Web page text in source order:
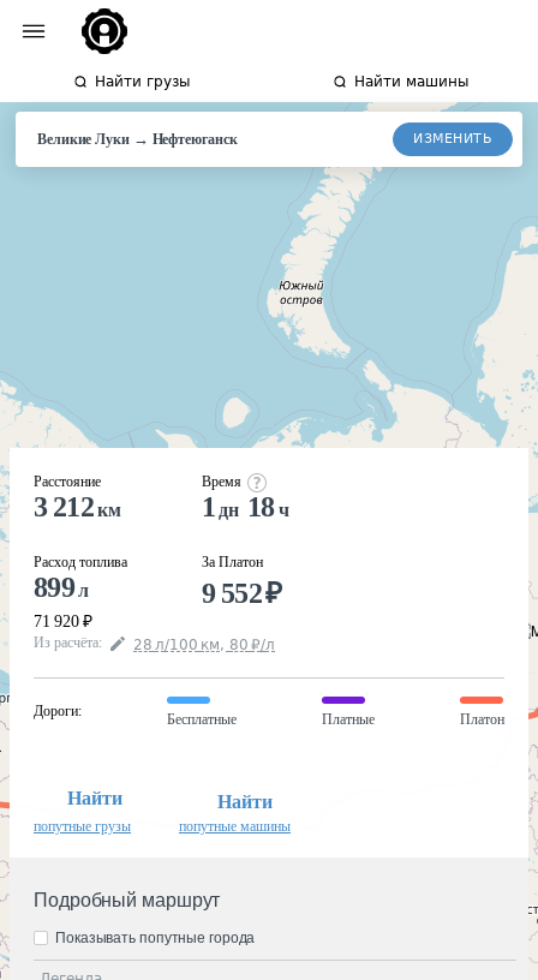
Найти грузы Найти машины
Великие Луки→ Нефтеюганск ИЗМЕНИТЬ
Расстояние
3 212км
Расход топлива
899л
71 920 ₽
Время
1 дн 18ч
За Платон
9 552₽
Из расчёта: 28 л/100 км, 80 ₽/л
Дороги:
Бесплатные Платные Платон
Найти
попутные грузы
Найти
попутные машины
Подробный маршрут
Показывать попутные города